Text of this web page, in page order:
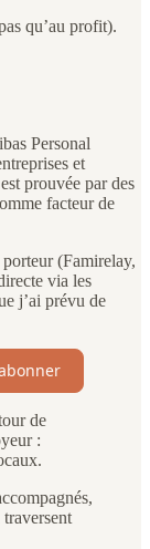
qu’au profit).
Personal
et
prouvée par des
facteur de
porteur (Famirelay,
via les
j’ai prévu de
de
: